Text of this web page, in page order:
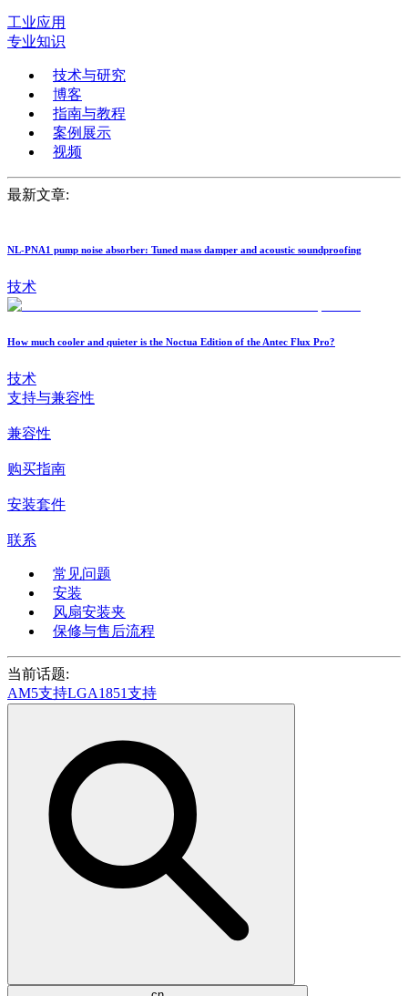
工业应用
专业知识
技术与研究
博客
指南与教程
案例展示
视频
最新文章:
NL-PNA1 pump noise absorber: Tuned mass damper and acoustic soundproofing
技术
How much cooler and quieter is the Noctua Edition of the Antec Flux Pro?
技术
支持与兼容性
兼容性
购买指南
安装套件
联系
常见问题
安装
风扇安装夹
保修与售后流程
当前话题:
AM5支持LGA1851支持